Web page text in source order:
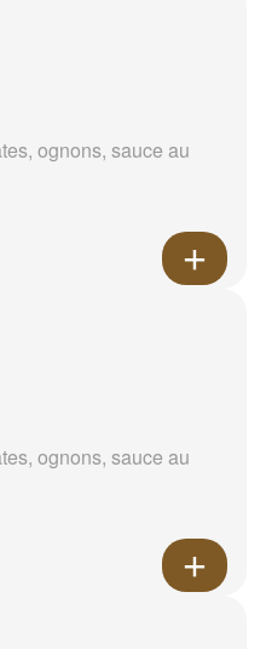
ognons, sauce au
ognons, sauce au